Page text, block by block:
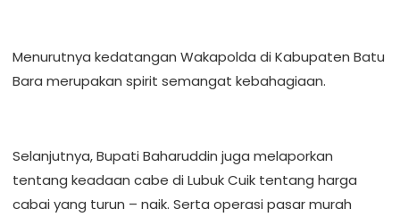
Menurutnya kedatangan Wakapolda di Kabupaten Batu
Bara merupakan spirit semangat kebahagiaan.
Selanjutnya, Bupati Baharuddin juga melaporkan
tentang keadaan cabe di Lubuk Cuik tentang harga
cabai yang turun – naik. Serta operasi pasar murah